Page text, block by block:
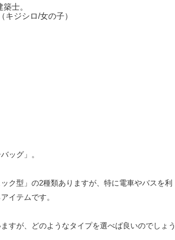
士。
キジシロ/女の子）
ッグ」。
ク型」の2種類ありますが、特に電車やバスを利
イテムです。
すが、どのようなタイプを選べば良いのでしょう